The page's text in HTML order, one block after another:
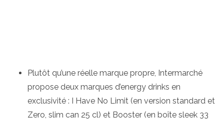
Plutôt qu’une réelle marque propre, Intermarché
propose deux marques d’energy drinks en
exclusivité : I Have No Limit (en version standard et
Zero, slim can 25 cl) et Booster (en boîte sleek 33